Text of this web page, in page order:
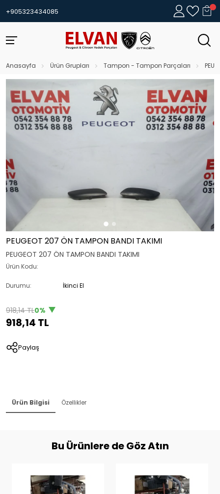
+905323434085
Anasayfa Ürün Grupları Tampon - Tampon Parçaları
PEUGEOT 207 ÖN TAMPON BANDI TAKIMI
PEUGEOT 207 ÖN TAMPON BANDI TAKIMI
Ürün Kodu:
Durumu: İkinci El
918,14 TL0%
918,14 TL
Paylaş
Ürün Bilgisi Özellikler
Bu Ürünlere de Göz Atın